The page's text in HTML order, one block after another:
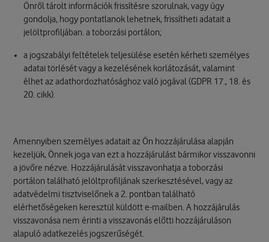
Önről tárolt információk frissítésre szorulnak, vagy úgy
gondolja, hogy pontatlanok lehetnek, frissítheti adatait a
jelöltprofiljában. a toborzási portálon;
a jogszabályi feltételek teljesülése esetén kérheti személyes
adatai törlését vagy a kezelésének korlátozását, valamint
élhet az adathordozhatósághoz való jogával (GDPR 17., 18. és
20. cikk).
Amennyiben személyes adatait az Ön hozzájárulása alapján
kezeljük, Önnek joga van ezt a hozzájárulást bármikor visszavonni
a jövőre nézve. Hozzájárulását visszavonhatja a toborzási
portálon található jelöltprofiljának szerkesztésével, vagy az
adatvédelmi tisztviselőnek a 2. pontban található
elérhetőségeken keresztül küldött e-mailben. A hozzájárulás
visszavonása nem érinti a visszavonás előtti hozzájáruláson
alapuló adatkezelés jogszerűségét.